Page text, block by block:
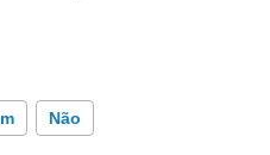
Não